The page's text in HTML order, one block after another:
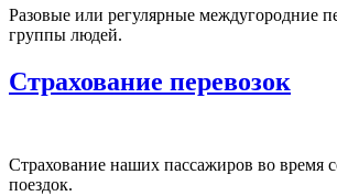
Разовые или регулярные междугородние
группы людей.
Страхование перевозок
Страхование наших пассажиров во время
поездок.